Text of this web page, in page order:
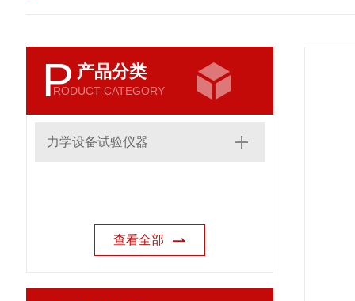
P 产品分类
RODUCT CATEGORY
力学设备试验仪器
查看全部